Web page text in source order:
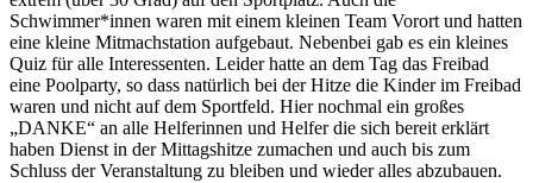
Schwimmer*innen waren mit einem kleinen Team Vorort und hatten
eine kleine Mitmachstation aufgebaut. Nebenbei gab es ein kleines
Quiz für alle Interessenten. Leider hatte an dem Tag das Freibad
eine Poolparty, so dass natürlich bei der Hitze die Kinder im Freibad
waren und nicht auf dem Sportfeld. Hier nochmal ein großes
„DANKE“ an alle Helferinnen und Helfer die sich bereit erklärt
haben Dienst in der Mittagshitze zumachen und auch bis zum
Schluss der Veranstaltung zu bleiben und wieder alles abzubauen.